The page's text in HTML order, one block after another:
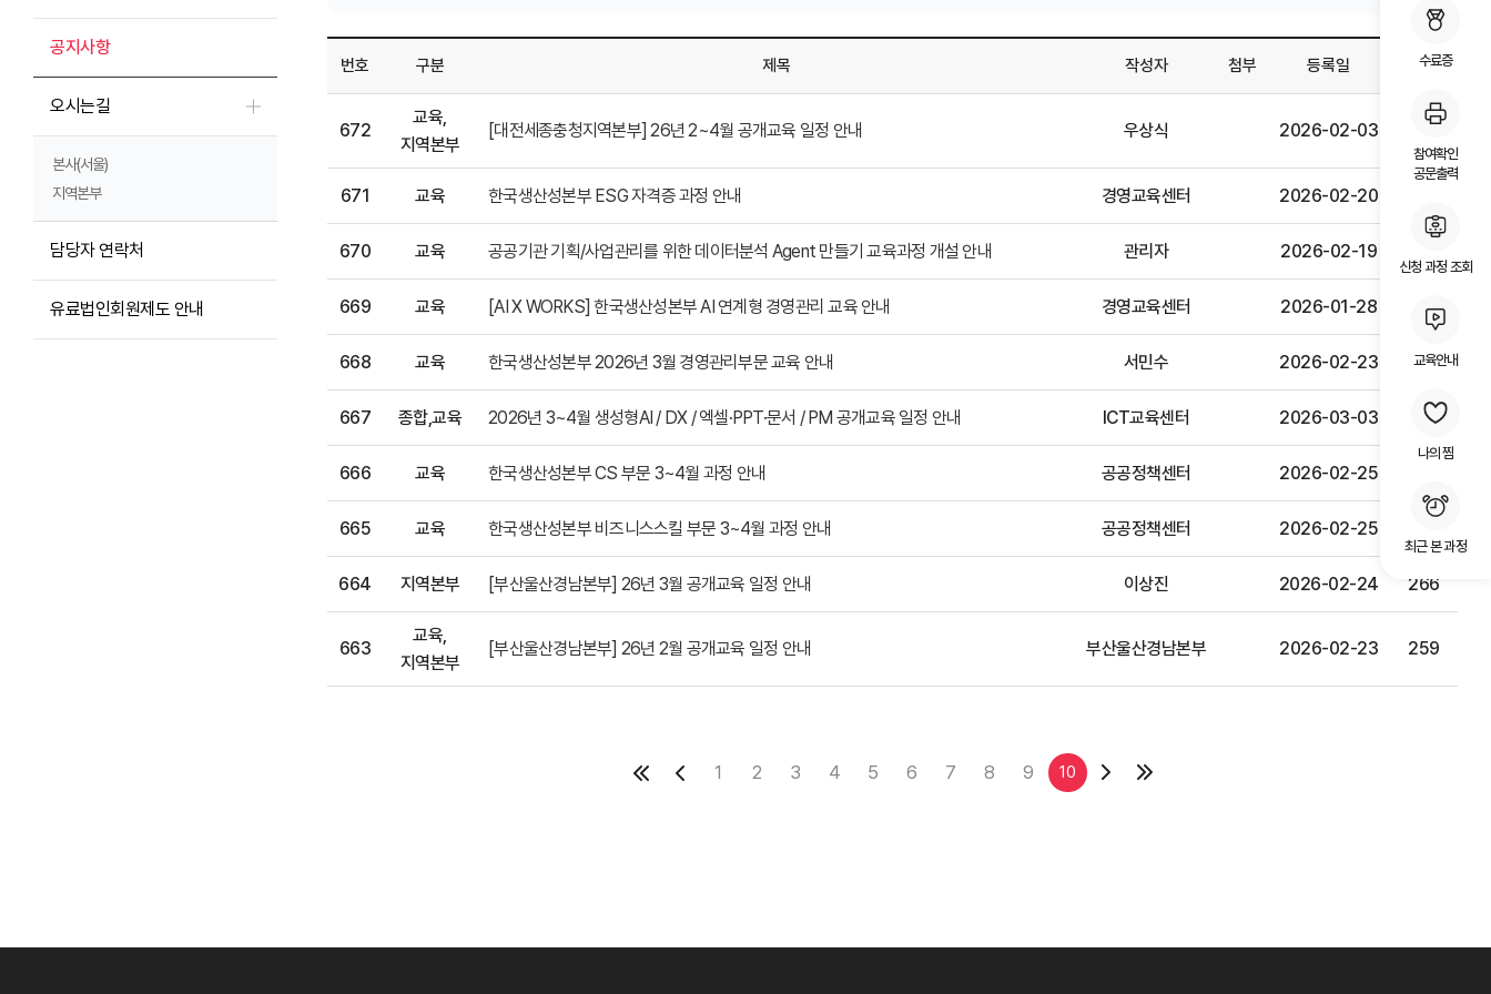
수료증
참여확인
공문출력
신청 과정 조회
교육안내
나의 찜
최근 본 과정
공지사항
오시는길
본사(서울)
지역본부
담당자 연락처
유료법인회원제도 안내
번호 구분 제목 작성자 첨부 등록일 조회
672
교육,
지역본부
[대전세종충청지역본부] 26년 2~4월 공개교육 일정 안내 우상식 2026-02-03 406
671 교육 한국생산성본부 ESG 자격증 과정 안내 경영교육센터 2026-02-20
670 교육 공공기관 기획/사업관리를 위한 데이터분석 Agent 만들기 교육과정 개설 안내 관리자 2026-02-19
669 교육 [AI X WORKS] 한국생산성본부 AI 연계형 경영관리 교육 안내 경영교육센터 2026-01-28 574
668 교육 한국생산성본부 2026년 3월 경영관리부문 교육 안내 서민수 2026-02-23 282
667 종합,교육 2026년 3~4월 생성형AI / DX / 엑셀·PPT·문서 / PM 공개교육 일정 안내 ICT교육센터 2026-03-03 407
666 교육 한국생산성본부 CS 부문 3~4월 과정 안내 공공정책센터 2026-02-25
665 교육 한국생산성본부 비즈니스스킬 부문 3~4월 과정 안내 공공정책센터 2026-02-25
664 지역본부 [부산울산경남본부] 26년 3월 공개교육 일정 안내 이상진 2026-02-24 266
663
교육,
지역본부
[부산울산경남본부] 26년 2월 공개교육 일정 안내 부산울산경남본부 2026-02-23 259
1 2 3 4 5 6 7 8 9 10